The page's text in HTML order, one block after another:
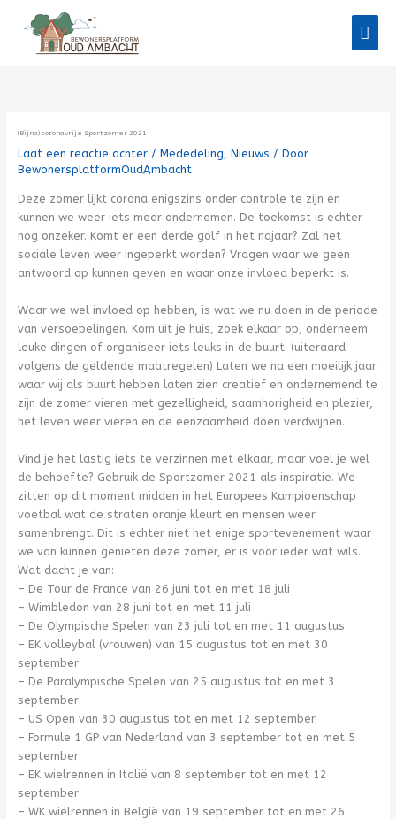
(Bijna) coronavrije Sportzomer 2021
Laat een reactie achter / Mededeling Nieuws / Door
BewonersplatformOudAmbacht
Deze zomer lijkt corona enigszins onder controle te zijn en
kunnen we weer iets meer ondernemen. De toekomst is echter
nog onzeker. Komt er een derde golf in het najaar? Zal het
sociale leven weer ingeperkt worden? Vragen waar we geen
antwoord op kunnen geven en waar onze invloed beperkt is.
Waar we wel invloed op hebben, is wat we nu doen in de periode
van versoepelingen. Kom uit je huis, zoek elkaar op, onderneem
leuke dingen of organiseer iets leuks in de buurt. (uiteraard
volgens de geldende maatregelen) Laten we na een moeilijk jaar
waar wij als buurt hebben laten zien creatief en ondernemend te
zijn de zomer vieren met gezelligheid, saamhorigheid en plezier,
het leven weer vieren en de eenzaamheid doen verdwijnen.
Vind je het lastig iets te verzinnen met elkaar, maar voel je wel
de behoefte? Gebruik de Sportzomer 2021 als inspiratie. We
zitten op dit moment midden in het Europees Kampioenschap
voetbal wat de straten oranje kleurt en mensen weer
samenbrengt. Dit is echter niet het enige sportevenement waar
we van kunnen genieten deze zomer, er is voor ieder wat wils.
Wat dacht je van:
– De Tour de France van 26 juni tot en met 18 juli
– Wimbledon van 28 juni tot en met 11 juli
– De Olympische Spelen van 23 juli tot en met 11 augustus
– EK volleybal (vrouwen) van 15 augustus tot en met 30
september
– De Paralympische Spelen van 25 augustus tot en met 3
september
– US Open van 30 augustus tot en met 12 september
– Formule 1 GP van Nederland van 3 september tot en met 5
september
– EK wielrennen in Italië van 8 september tot en met 12
september
– WK wielrennen in België van 19 september tot en met 26